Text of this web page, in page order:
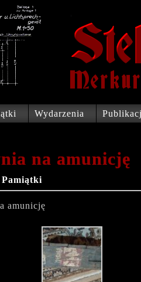
Wydarzenia
na amunicję
Pamiątki
amunicję